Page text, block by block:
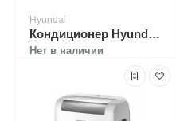
Hyundai
Кондиционер Hyundai H-AR3-24H-UI024
Нет в наличии